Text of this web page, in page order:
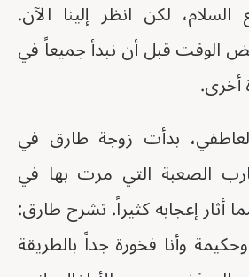
لكن انظر إلينا الآن.
الوقت قبل أن نبدأ جميعاً في
أخرى.
بدأت زوجة طارق في
الصعبة التي مرت بها في
أثار إعجابه كثيراً. تشرح طارق:
وأنا فخورة جداً بالطريقة